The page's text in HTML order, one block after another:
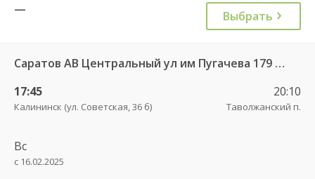
— Выбрать
Саратов АВ Центральный ул им Пугачева 179 А — Романовка рп (ул Советская 116)
17:45
Калининск (ул. Советская, 36 б)
20:10
Таволжанский п.
Вс
с 16.02.2025